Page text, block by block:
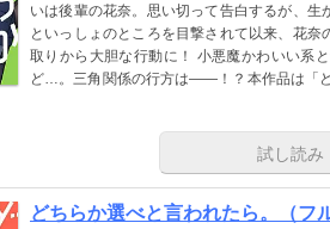
いは後輩の花奈。思い切って告白するが、
といっしょのところを目撃されて以来、花
取りから大胆な行動に！ 小悪魔かわいい系
ど…。三角関係の行方は――！？本作品は「
試し読み
どちらか選べと言われたら。（フ